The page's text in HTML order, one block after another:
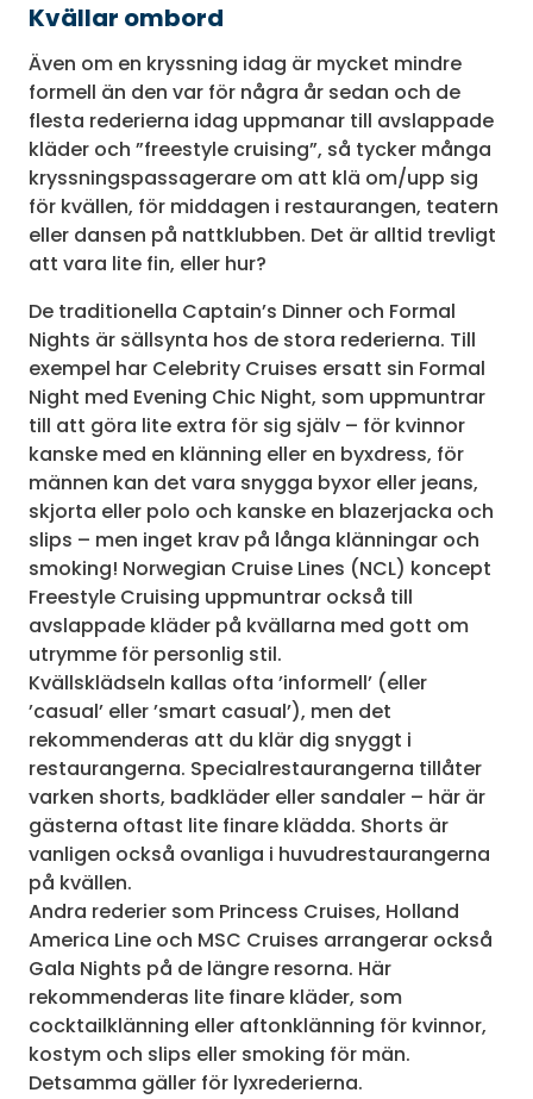
Kvällar ombord
Även om en kryssning idag är mycket mindre
formell än den var för några år sedan och de
flesta rederierna idag uppmanar till avslappade
kläder och ”freestyle cruising”, så tycker många
kryssningspassagerare om att klä om/upp sig
för kvällen, för middagen i restaurangen, teatern
eller dansen på nattklubben. Det är alltid trevligt
att vara lite fin, eller hur?
De traditionella Captain’s Dinner och Formal
Nights är sällsynta hos de stora rederierna. Till
exempel har Celebrity Cruises ersatt sin Formal
Night med Evening Chic Night, som uppmuntrar
till att göra lite extra för sig själv – för kvinnor
kanske med en klänning eller en byxdress, för
männen kan det vara snygga byxor eller jeans,
skjorta eller polo och kanske en blazerjacka och
slips – men inget krav på långa klänningar och
smoking! Norwegian Cruise Lines (NCL) koncept
Freestyle Cruising uppmuntrar också till
avslappade kläder på kvällarna med gott om
utrymme för personlig stil.
Kvällsklädseln kallas ofta ’informell’ (eller
’casual’ eller ’smart casual’), men det
rekommenderas att du klär dig snyggt i
restaurangerna. Specialrestaurangerna tillåter
varken shorts, badkläder eller sandaler – här är
gästerna oftast lite finare klädda. Shorts är
vanligen också ovanliga i huvudrestaurangerna
på kvällen.
Andra rederier som Princess Cruises, Holland
America Line och MSC Cruises arrangerar också
Gala Nights på de längre resorna. Här
rekommenderas lite finare kläder, som
cocktailklänning eller aftonklänning för kvinnor,
kostym och slips eller smoking för män.
Detsamma gäller för lyxrederierna.